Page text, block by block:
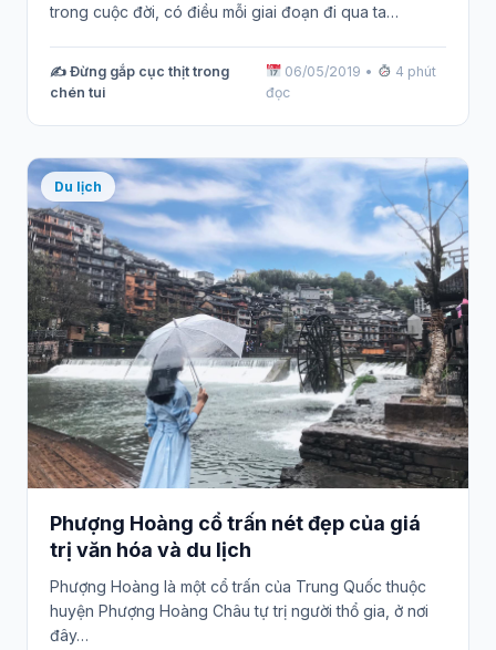
trong cuộc đời, có điều mỗi giai đoạn đi qua ta…
✍️ Đừng gắp cục thịt trong
chén tui
06/05/2019 •
4 phút
đọc
Du lịch
Phượng Hoàng cổ trấn nét đẹp của giá
trị văn hóa và du lịch
Phượng Hoàng là một cổ trấn của Trung Quốc thuộc
huyện Phượng Hoàng Châu tự trị người thổ gia, ở nơi
đây…